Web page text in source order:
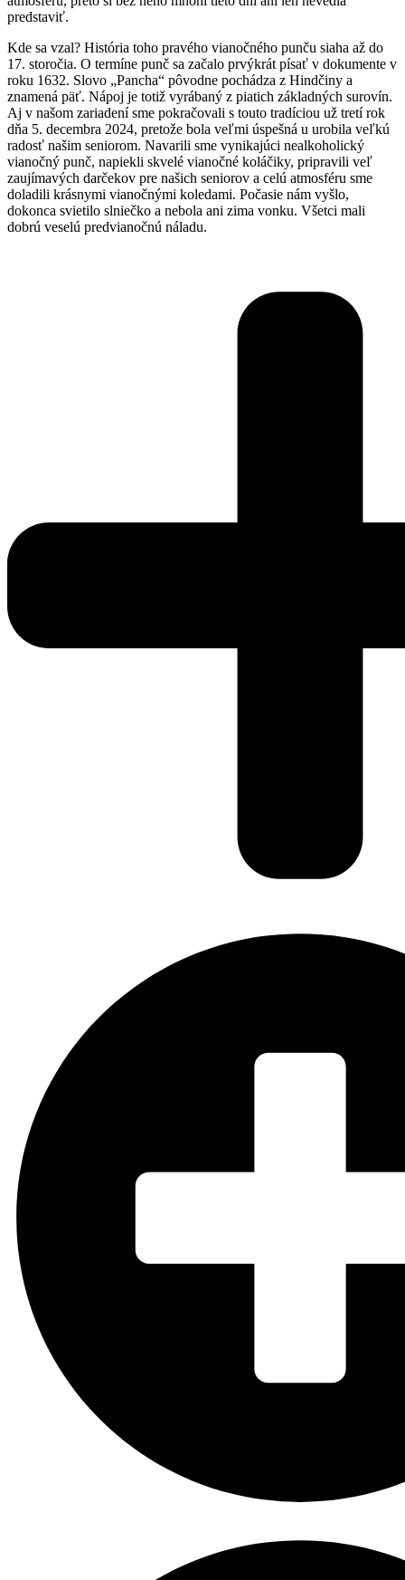
predstaviť.
Kde sa vzal? História toho pravého vianočného punču siaha až do
17. storočia. O termíne punč sa začalo prvýkrát písať v dokumente v
roku 1632. Slovo „Pancha“ pôvodne pochádza z Hindčiny a
znamená päť. Nápoj je totiž vyrábaný z piatich základných surovín.
Aj v našom zariadení sme pokračovali s touto tradíciou už tretí rok
dňa 5. decembra 2024, pretože bola veľmi úspešná u urobila veľkú
radosť našim seniorom. Navarili sme vynikajúci nealkoholický
vianočný punč, napiekli skvelé vianočné koláčiky, pripravili veľ
zaujímavých darčekov pre našich seniorov a celú atmosféru sme
doladili krásnymi vianočnými koledami. Počasie nám vyšlo,
dokonca svietilo slniečko a nebola ani zima vonku. Všetci mali
dobrú veselú predvianočnú náladu.